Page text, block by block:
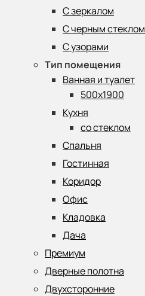
С зеркалом
С черным стеклом
С узорами
Тип помещения
Ванная и туалет
500х1900
Кухня
со стеклом
Спальня
Гостинная
Коридор
Офис
Кладовка
Дача
Премиум
Дверные полотна
Двухсторонние